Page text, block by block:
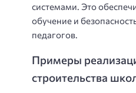
системами. Это
обучение и
педагогов.
Примеры
строительства